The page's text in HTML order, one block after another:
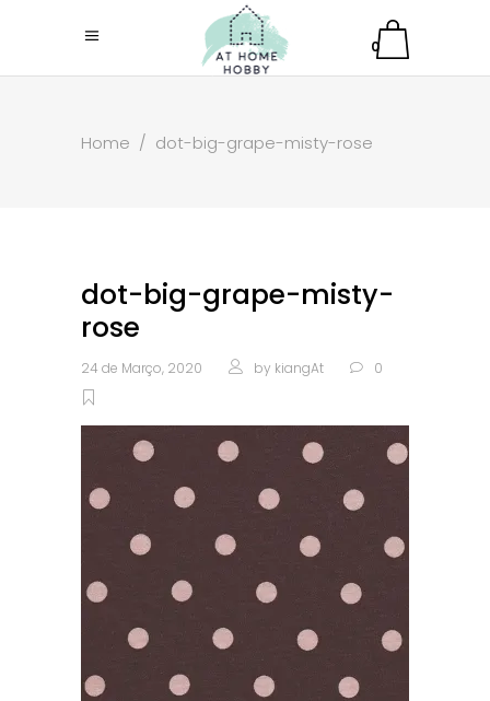
0
Home / dot-big-grape-misty-rose
dot-big-grape-misty-
rose
24 de Março, 2020 by kiangAt 0